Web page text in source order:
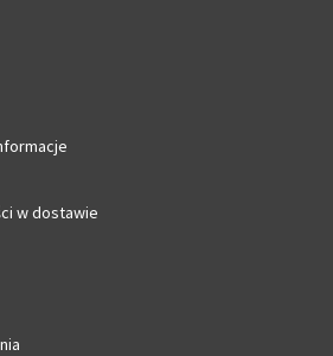
w dostawie